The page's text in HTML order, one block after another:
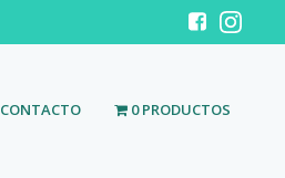
CONTACTO 0 PRODUCTOS